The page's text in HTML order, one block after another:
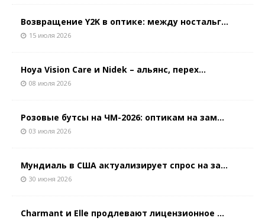
Возвращение Y2K в оптике: между ностальг...
15 июля 2026
Hoya Vision Care и Nidek – альянс, перех...
08 июля 2026
Розовые бутсы на ЧМ-2026: оптикам на зам...
03 июля 2026
Мундиаль в США актуализирует спрос на за...
30 июня 2026
Charmant и Elle продлевают лицензионное ...